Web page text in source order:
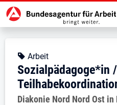
Zur
Stellendetails
Kopfbereich
Angebotsart:
Arbeit
Sozialpädagoge*in
Arbeitgeber:
Diakonie Nord Nord Ost